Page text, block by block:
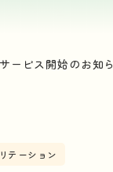
サービス開始のお知
テーション